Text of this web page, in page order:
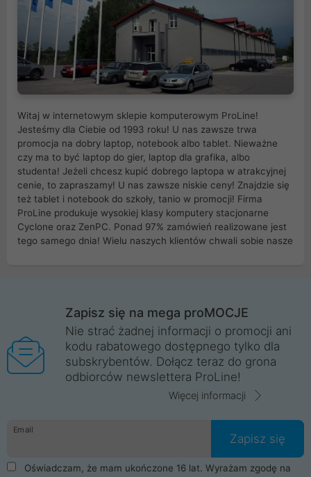
Witaj w internetowym sklepie komputerowym ProLine!
Jesteśmy dla Ciebie od 1993 roku! U nas zawsze trwa
promocja na dobry laptop, notebook albo tablet. Nieważne
czy ma to być laptop do gier, laptop dla grafika, albo
studenta! Jeżeli chcesz kupić dobrego laptopa w atrakcyjnej
cenie, to zapraszamy! U nas zawsze niskie ceny! Znajdzie się
też tablet i notebook do szkoły, tanio w promocji! Firma
ProLine produkuje wysokiej klasy komputery stacjonarne
Cyclone oraz ZenPC. Ponad 97% zamówień realizowane jest
tego samego dnia! Wielu naszych klientów chwali sobie nasze
Wrocław, Poznań, Legnica, Katowice, Gliwice, Kalisz, Bytom,
Trzebnica, Opole. Szybka i profesjonalna obsługa!
ProLine to polska firma ze 100% polskim kapitałem. Działamy
legalnie i płacimy podatki w naszym kraju! Posiadamy siedzibę
główną w Mirkowie oraz salony na terenie kraju. Cała
komunikacja ze sklepem komputerowym ProLine jest
danych osobowych. Dlatego zakup notebooka albo laptopa w
ProLine to czysta przyjemność i pełne bezpieczeństwo.
Zaopatrzysz się u nas w akcesoria i części komputerowe
takie jak procesory, karty graficzne, płyty główne, pamięci,
Zapisz się na mega proMOCJE
Nie strać żadnej informacji o promocji ani
kodu rabatowego dostępnego tylko dla
subskrybentów. Dołącz teraz do grona
odbiorców newslettera ProLine!
Więcej informacji
Email
Zapisz się
Oświadczam, że mam ukończone 16 lat. Wyrażam zgodę na